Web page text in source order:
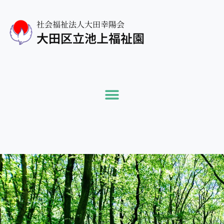
社会福祉法人大田幸陽会
大田区立池上福祉園